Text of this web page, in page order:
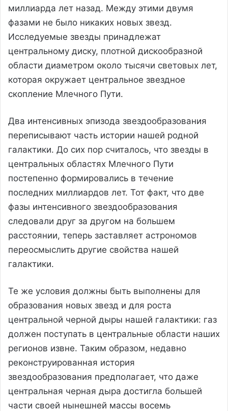
миллиарда лет назад. Между этими двумя
фазами не было никаких новых звезд.
Исследуемые звезды принадлежат
центральному диску, плотной дискообразной
области диаметром около тысячи световых лет,
которая окружает центральное звездное
скопление Млечного Пути.
Два интенсивных эпизода звездообразования
переписывают часть истории нашей родной
галактики. До сих пор считалось, что звезды в
центральных областях Млечного Пути
постепенно формировались в течение
последних миллиардов лет. Тот факт, что две
фазы интенсивного звездообразования
следовали друг за другом на большем
расстоянии, теперь заставляет астрономов
переосмыслить другие свойства нашей
галактики.
Те же условия должны быть выполнены для
образования новых звезд и для роста
центральной черной дыры нашей галактики: газ
должен поступать в центральные области наших
регионов извне. Таким образом, недавно
реконструированная история
звездообразования предполагает, что даже
центральная черная дыра достигла большей
части своей нынешней массы восемь